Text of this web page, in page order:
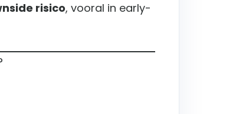
risico, vooral in early-